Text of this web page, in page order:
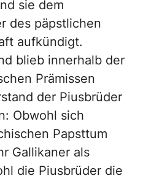
sie dem
des päpstlichen
aufkündigt.
blieb innerhalb der
Prämissen
der Piusbrüder
Obwohl sich
Papsttum
Gallikaner als
die Piusbrüder die